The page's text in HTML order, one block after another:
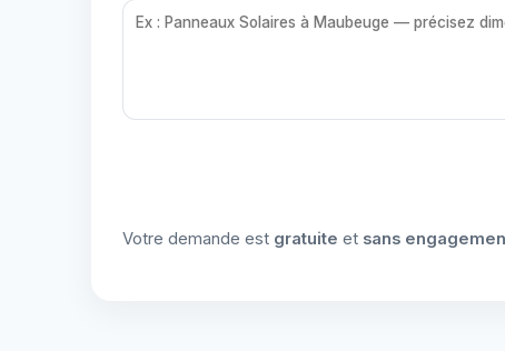
Votre demande est gratuite et sans